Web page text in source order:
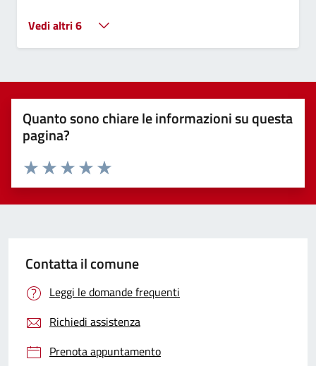
Vedi altri 6
Quanto sono chiare le informazioni su questa
pagina?
Valuta 5 stelle su 5
Valuta 4 stelle su 5
Valuta 3 stelle su 5
Valuta 2 stelle su 5
Valuta 1 stelle su 5
Contatta il comune
Leggi le domande frequenti
Richiedi assistenza
Prenota appuntamento